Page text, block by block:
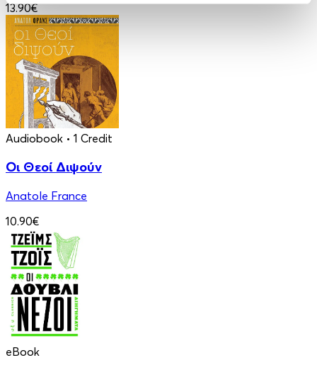
13.90€
Audiobook • 1 Credit
Οι Θεοί Διψούν
Anatole France
10.90€
eBook